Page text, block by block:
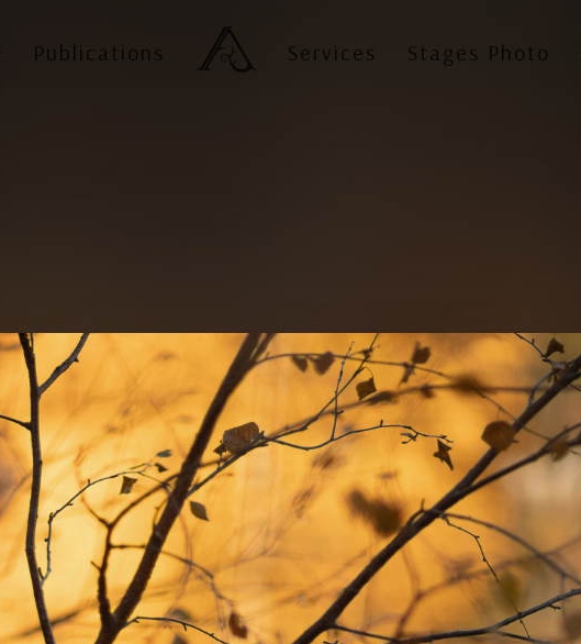
Publications Services Stages Photo